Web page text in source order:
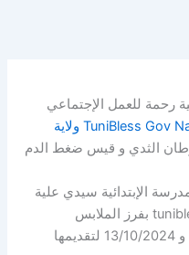
رحمة للعمل الإجتماعي
TuniBless Gov Nabeul TuniBless ولاية
الثدي و قيس ضغط الدم
الأحد 20 أكتوبر 2024 بالمدرسة الإبتدائية سيدي علية
ببني خلاد و قد قام شباب جمعية tunibless بفرز الملابس
المستعمل و ذلك الأحد 01/10/2024 و 13/10/2024 لتقديمها